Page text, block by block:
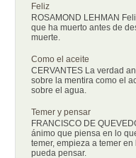
Feliz
ROSAMOND LEHMAN
que ha muerto antes de
muerte.
Como el aceite
CERVANTES La verdad
sobre la mentira como el
sobre el agua.
Temer y pensar
FRANCISCO DE
ánimo que piensa en lo
temer, empieza a temer en
pueda pensar.